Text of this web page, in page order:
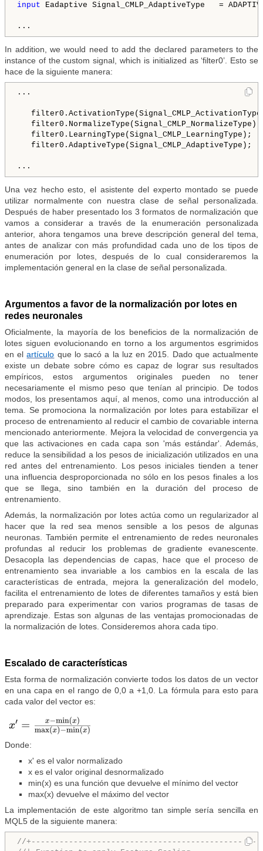
input Eadaptive Signal_CMLP_AdaptiveType   =
...
In addition, we would need to add the declared parameters to the
instance of the custom signal, which is initialized as ‘filter0’. Esto se
hace de la siguiente manera:
...
filter0.NormalizeType(Signal_CMLP_NormalizeType);
filter0.LearningType(Signal_CMLP_LearningType);
filter0.AdaptiveType(Signal_CMLP_AdaptiveType);
Una vez hecho esto, el asistente del experto montado se puede
utilizar normalmente con nuestra clase de señal personalizada.
Después de haber presentado los 3 formatos de normalización que
vamos a considerar a través de la enumeración personalizada
anterior, ahora tengamos una breve descripción general del tema,
antes de analizar con más profundidad cada uno de los tipos de
enumeración por lotes, después de lo cual consideraremos la
implementación general en la clase de señal personalizada.
Argumentos a favor de la normalización por lotes en
redes neuronales
Oficialmente, la mayoría de los beneficios de la normalización de
lotes siguen evolucionando en torno a los argumentos esgrimidos
en elartículo que lo sacó a la luz en 2015. Dado que actualmente
existe un debate sobre cómo es capaz de lograr sus resultados
empíricos, estos argumentos originales pueden no tener
necesariamente el mismo peso que tenían al principio. De todos
modos, los presentamos aquí, al menos, como una introducción al
tema. Se promociona la normalización por lotes para estabilizar el
proceso de entrenamiento al reducir el cambio de covariable interna
mencionado anteriormente. Mejora la velocidad de convergencia ya
que las activaciones en cada capa son 'más estándar'. Además,
reduce la sensibilidad a los pesos de inicialización utilizados en una
red antes del entrenamiento. Los pesos iniciales tienden a tener
una influencia desproporcionada no sólo en los pesos finales a los
que se llega, sino también en la duración del proceso de
entrenamiento.
Además, la normalización por lotes actúa como un regularizador al
hacer que la red sea menos sensible a los pesos de algunas
neuronas. También permite el entrenamiento de redes neuronales
profundas al reducir los problemas de gradiente evanescente.
Desacopla las dependencias de capas, hace que el proceso de
entrenamiento sea invariable a los cambios en la escala de las
características de entrada, mejora la generalización del modelo,
facilita el entrenamiento de lotes de diferentes tamaños y está bien
preparado para experimentar con varios programas de tasas de
aprendizaje. Estas son algunas de las ventajas promocionadas de
la normalización de lotes. Consideremos ahora cada tipo.
Escalado de características
Esta forma de normalización convierte todos los datos de un vector
en una capa en el rango de 0,0 a +1,0. La fórmula para esto para
cada valor del vector es:
Donde:
x' es el valor normalizado
x es el valor original desnormalizado
min(x) es una función que devuelve el mínimo del vector
max(x) devuelve el máximo del vector
La implementación de este algoritmo tan simple sería sencilla en
MQL5 de la siguiente manera:
//